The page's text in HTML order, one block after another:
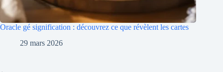
Oracle gé signification : découvrez ce que révèlent les cartes
29 mars 2026